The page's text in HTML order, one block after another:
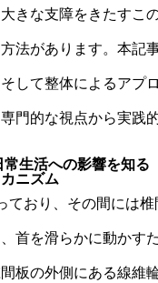
きな支障をきたすこ
法があります。本
して整体によるアプ
門的な視点から実践
生活への影響を知る
ニズム
ており、その間には
首を滑らかに動かす
板の外側にある線